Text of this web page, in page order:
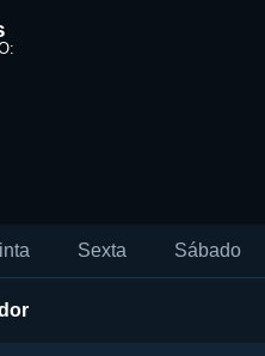
Sexta Sábado